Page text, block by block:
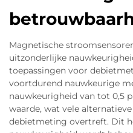
Magnetische
uitzonderlijke
toepassingen voor
voortdurend nauwkeurige
nauwkeurigheid van tot 0,5
waarde, wat vele
debietmeting overtreft. Dit